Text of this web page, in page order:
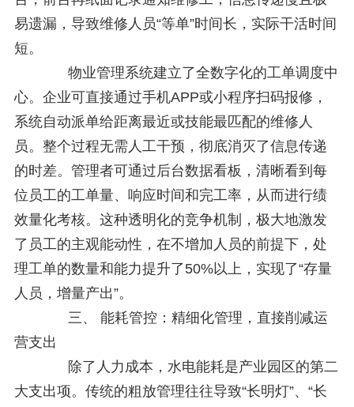
易遗漏，导致维修人员“等单”时间长，实际干活时间
短。
物业管理系统建立了全数字化的工单调度中
心。企业可直接通过手机APP或小程序扫码报修，
系统自动派单给距离最近或技能最匹配的维修人
员。整个过程无需人工干预，彻底消灭了信息传递
的时差。管理者可通过后台数据看板，清晰看到每
位员工的工单量、响应时间和完工率，从而进行绩
效量化考核。这种透明化的竞争机制，极大地激发
了员工的主观能动性，在不增加人员的前提下，处
理工单的数量和能力提升了50%以上，实现了“存量
人员，增量产出”。
三、 能耗管控：精细化管理，直接削减运
营支出
除了人力成本，水电能耗是产业园区的第二
大支出项。传统的粗放管理往往导致“长明灯”、“长